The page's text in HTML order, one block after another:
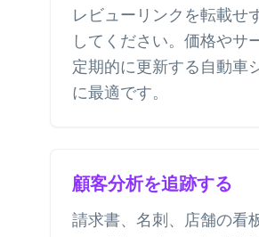
レビューリンクを転載せ
してください。価格やサ
定期的に更新する自動車
に最適です。
顧客分析を追跡する
請求書、名刺、店舗の看